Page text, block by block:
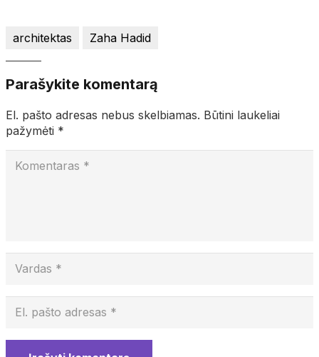
architektas Zaha Hadid
Parašykite komentarą
El. pašto adresas nebus skelbiamas. Būtini laukeliai
pažymėti *